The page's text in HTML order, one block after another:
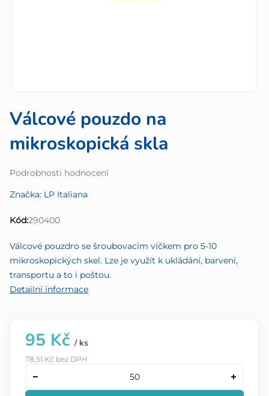
Válcové pouzdo na
mikroskopická skla
Průměrné
produktu
0,0
hvězdiček.
Podrobnosti hodnocení
Značka: LP Italiana
Kód:290400
Válcové pouzdro se šroubovacím víčkem pro 5-10
mikroskopických skel. Lze je využít k ukládání, barvení,
transportu a to i poštou.
Detailní informace
95 Kč / ks
78,51 Kč bez DPH